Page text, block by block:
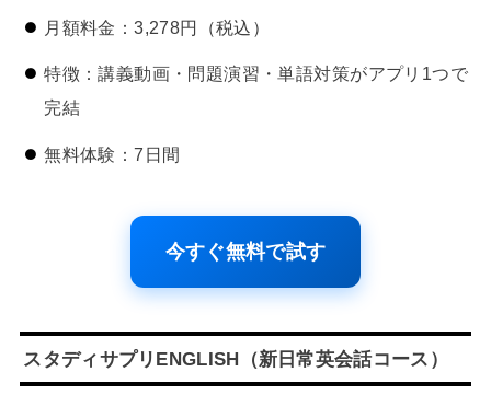
月額料金：3,278円（税込）
特徴：講義動画・問題演習・単語対策がアプリ1つで
完結
無料体験：7日間
今すぐ無料で試す
スタディサプリENGLISH（新日常英会話コース）